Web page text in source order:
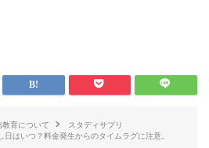
育について
スタディサプリ
日はいつ？料金発生からのタイムラグに注意。